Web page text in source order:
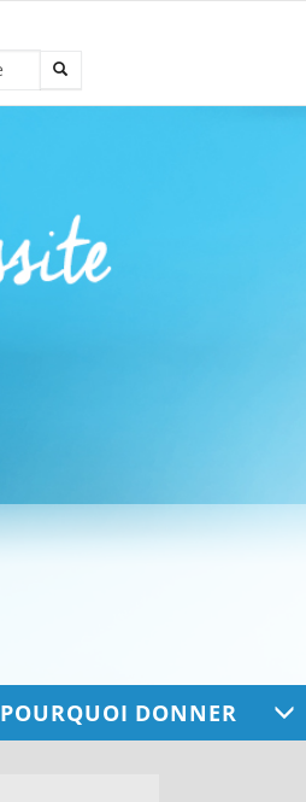
Recherche
POURQUOI DONNER